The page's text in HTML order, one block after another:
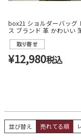
box21 ショルダーバッグ
ス ブランド 革 かわいい
すめ おしゃれ 大人 軽い
斜めがけ 2way 1334471
¥12,980税込
並び替え 売れてる順